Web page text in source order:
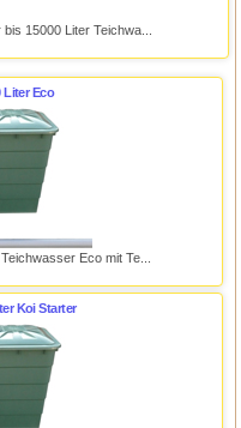
15000 Liter Teichwa...
Liter Eco
Eco mit Te...
Koi Starter